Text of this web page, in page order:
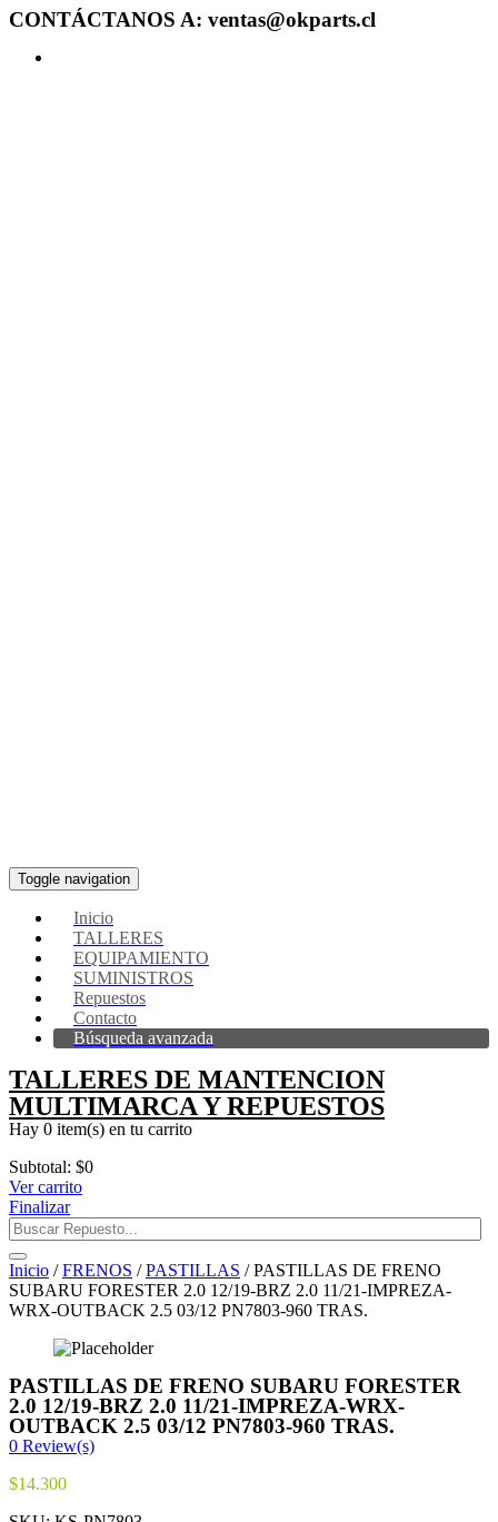
CONTÁCTANOS A: ventas@okparts.cl
Toggle navigation
Inicio
TALLERES
EQUIPAMIENTO
SUMINISTROS
Repuestos
Contacto
Búsqueda avanzada
TALLERES DE MANTENCION
MULTIMARCA Y REPUESTOS
Hay 0 item(s) en tu carrito
Subtotal: $0
Ver carrito
Finalizar
Inicio /FRENOS /PASTILLAS / PASTILLAS DE FRENO
SUBARU FORESTER 2.0 12/19-BRZ 2.0 11/21-IMPREZA-
WRX-OUTBACK 2.5 03/12 PN7803-960 TRAS.
PASTILLAS DE FRENO SUBARU FORESTER
2.0 12/19-BRZ 2.0 11/21-IMPREZA-WRX-
OUTBACK 2.5 03/12 PN7803-960 TRAS.
0 Review(s)
$14.300